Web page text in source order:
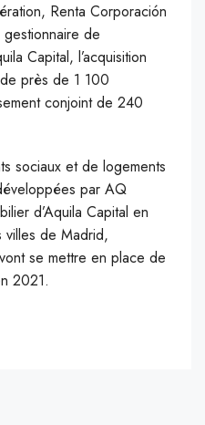
Renta Corporación
de
Capital, l’acquisition
près de 1 100
conjoint de 240
sociaux et de logements
par AQ
d’Aquila Capital en
villes de Madrid,
se mettre en place de
2021.